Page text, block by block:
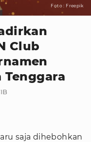
Foto : Freepik
Club
Tenggara
saja dihebohkan